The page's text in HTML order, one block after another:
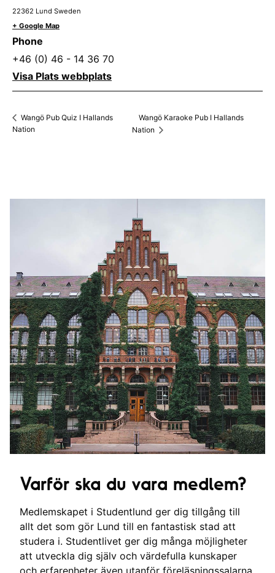
22362 Lund Sweden
+ Google Map
Phone
+46 (0) 46 - 14 36 70
Visa Plats webbplats
Wangö Pub Quiz I Hallands
Nation
Wangö Karaoke Pub I Hallands
Nation
Varför ska du vara medlem?
Medlemskapet i Studentlund ger dig tillgång till
allt det som gör Lund till en fantastisk stad att
studera i. Studentlivet ger dig många möjligheter
att utveckla dig själv och värdefulla kunskaper
och erfarenheter även utanför föreläsningssalarna.